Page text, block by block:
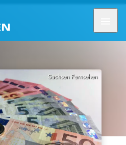
Sachsen Fernsehen